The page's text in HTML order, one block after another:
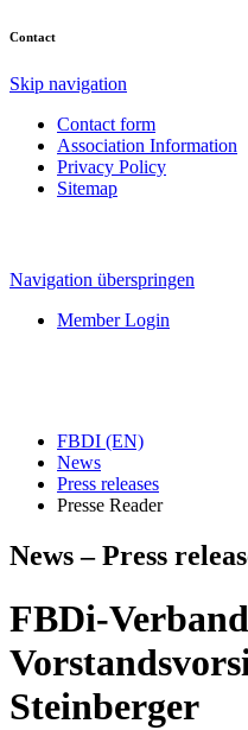
Contact
Skip navigation
Contact form
Association Information
Privacy Policy
Sitemap
Navigation überspringen
Member Login
FBDI (EN)
News
Press releases
Presse Reader
News – Press
FBDi-
Steinberger